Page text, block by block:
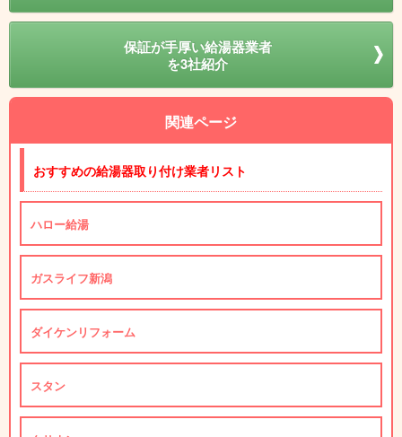
保証が手厚い給湯器業者
を3社紹介
関連ページ
おすすめの給湯器取り付け業者リスト
ハロー給湯
ガスライフ新潟
ダイケンリフォーム
スタン